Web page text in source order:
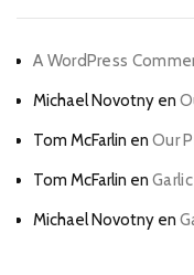
A WordPress
Michael Novotny en
Tom McFarlin en Our
Tom McFarlin en
Michael Novotny en